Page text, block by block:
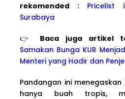
rekomended :
Pricelist
Surabaya
👉 Baca juga artikel
Samakan Bunga KUR
Menteri yang Hadir dan
Pandangan ini
hanya buah tropis,